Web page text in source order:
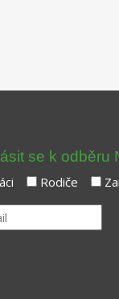
se k odběru
Rodiče